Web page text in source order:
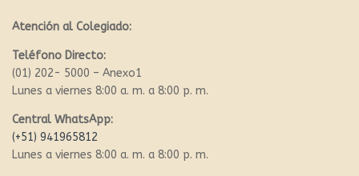
Atención al Colegiado:
Teléfono Directo:
(01) 202- 5000 – Anexo1
Lunes a viernes 8:00 a. m. a 8:00 p. m.
Central WhatsApp:
(+51) 941965812
Lunes a viernes 8:00 a. m. a 8:00 p. m.